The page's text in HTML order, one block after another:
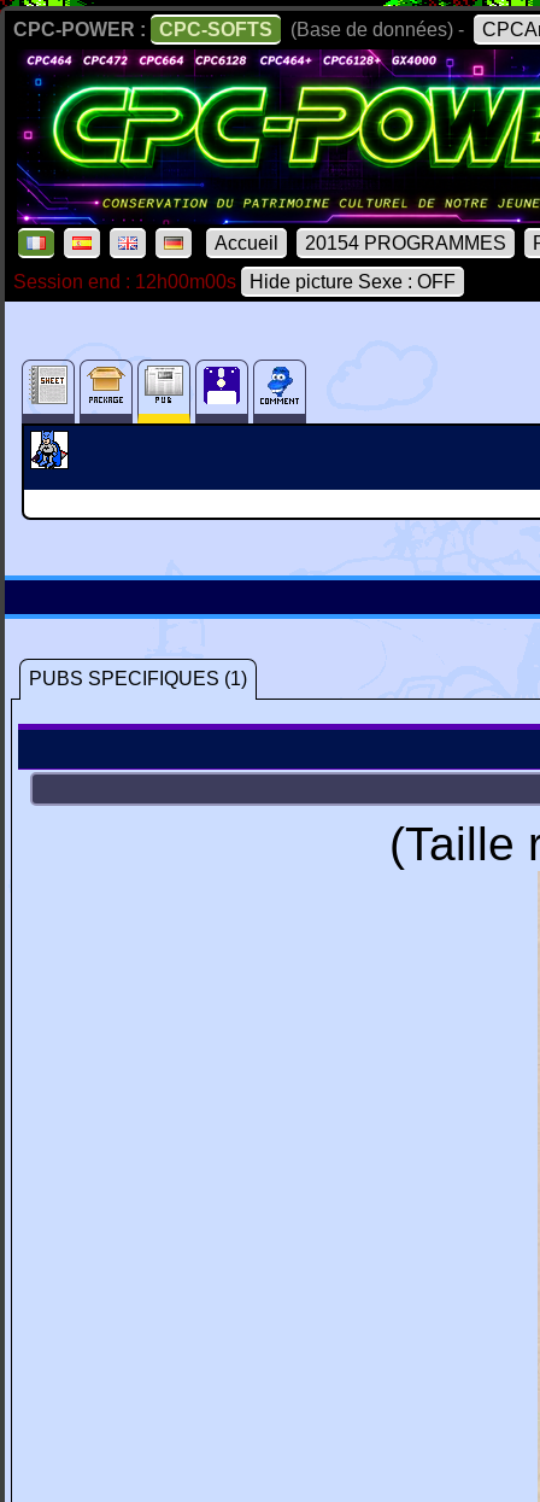
CPC-POWER : CPC-SOFTS (Base de données) -
Accueil 20154 PROGRAMMES
Session end : 12h00m00s
Hide picture Sexe : OFF
PUBS SPECIFIQUES (1)
(Taille